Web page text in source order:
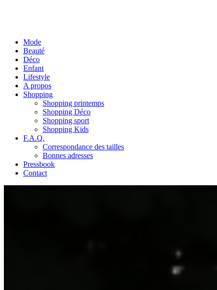
Mode
Beauté
Déco
Enfant
Lifestyle
A propos
Shopping
Shopping printemps
Shopping Déco
Shopping sport
Shopping Kids
F.A.Q.
Correspondance des tailles
Bonnes adresses
Pressbook
Contact